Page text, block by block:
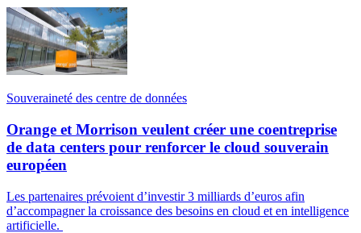
Souveraineté des centre de données
Orange et Morrison veulent créer une coentreprise
de data centers pour renforcer le cloud souverain
européen
Les partenaires prévoient d’investir 3 milliards d’euros afin
d’accompagner la croissance des besoins en cloud et en intelligence
artificielle.